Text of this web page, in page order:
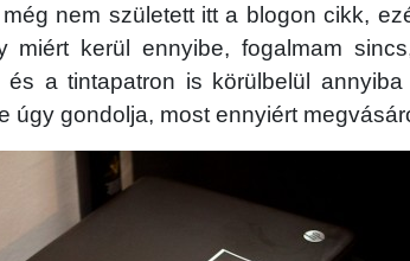
nem született itt a blogon cikk,
miért kerül ennyibe, fogalmam
és a tintapatron is körülbelül
úgy gondolja, most ennyiért